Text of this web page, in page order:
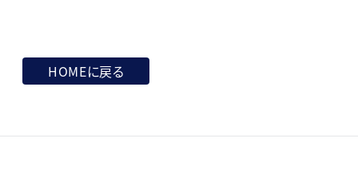
HOMEに戻る